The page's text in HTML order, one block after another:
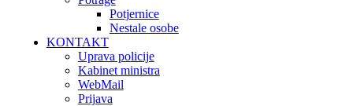
Potjernice
Nestale osobe
KONTAKT
Uprava policije
Kabinet ministra
WebMail
Prijava